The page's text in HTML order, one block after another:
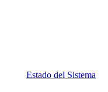
Estado del Sistema